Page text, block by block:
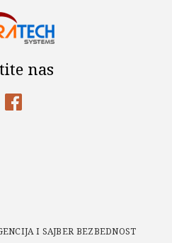
nas
I SAJBER BEZBEDNOST